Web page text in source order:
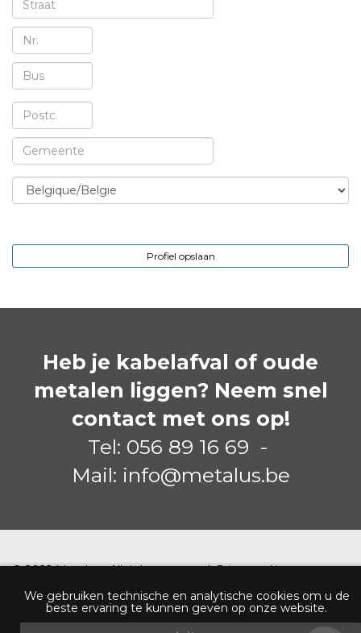
We gebruiken technische en analytische cookies om u de
beste ervaring te kunnen geven op onze website.
Heb je kabelafval of oude
metalen liggen? Neem snel
contact met ons op!
Tel: 056 89 16 69 -
Mail: info@metalus.be
© 2022 Metalus. All rights reserved.Privacy-Algemene